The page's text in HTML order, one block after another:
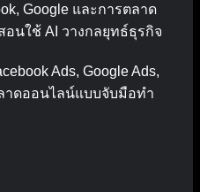
Google และการตลาด
นใช้ AI วางกลยุทธ์ธุรกิจ
Ads, Google Ads,
าดออนไลน์แบบจับมือทำ